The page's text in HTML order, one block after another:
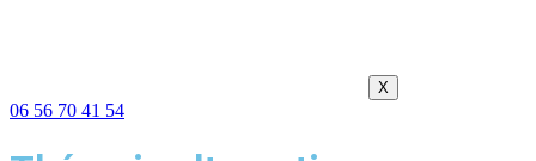
X
06 56 70 41 54